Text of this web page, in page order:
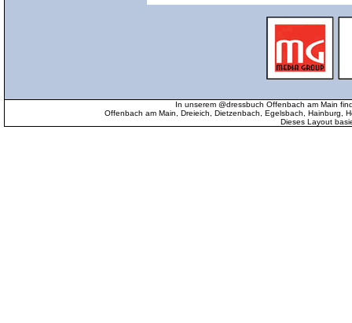
In unserem @dressbuch Offenbach am Main
Offenbach am Main, Dreieich, Dietzenbach, Egelsbach, Hainburg,
Dieses Layout